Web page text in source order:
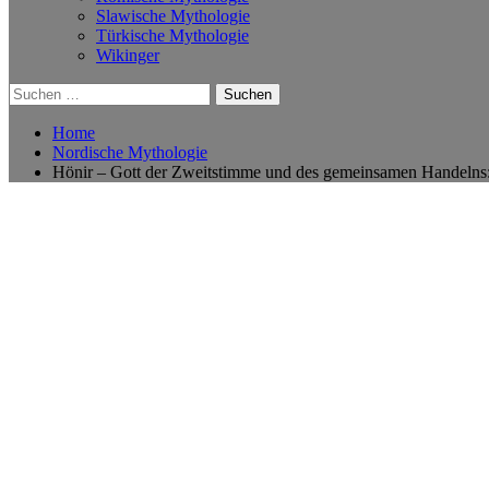
Slawische Mythologie
Türkische Mythologie
Wikinger
Suchen
nach:
Home
Nordische Mythologie
Hönir – Gott der Zweitstimme und des gemeinsamen